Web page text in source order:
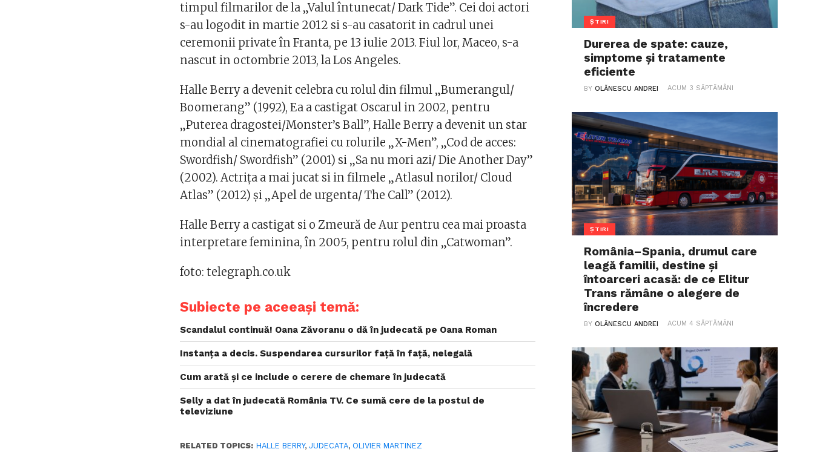
timpul filmarilor de la „Valul întunecat/ Dark Tide”. Cei doi actori
s-au logodit in martie 2012 si s-au casatorit in cadrul unei
ceremonii private în Franta, pe 13 iulie 2013. Fiul lor, Maceo, s-a
nascut in octombrie 2013, la Los Angeles.
Halle Berry a devenit celebra cu rolul din filmul „Bumerangul/
Boomerang” (1992), Ea a castigat Oscarul in 2002, pentru
„Puterea dragostei/Monster’s Ball”, Halle Berry a devenit un star
mondial al cinematografiei cu rolurile „X-Men”, „Cod de acces:
Swordfish/ Swordfish” (2001) si „Sa nu mori azi/ Die Another Day”
(2002). Actriţa a mai jucat si in filmele „Atlasul norilor/ Cloud
Atlas” (2012) şi „Apel de urgenta/ The Call” (2012).
Halle Berry a castigat si o Zmeură de Aur pentru cea mai proasta
interpretare feminina, în 2005, pentru rolul din „Catwoman”.
foto: telegraph.co.uk
Subiecte pe aceeași temă:
Scandalul continuă! Oana Zăvoranu o dă în judecată pe Oana Roman
Instanța a decis. Suspendarea cursurilor față în față, nelegală
Cum arată și ce include o cerere de chemare în judecată
Selly a dat în judecată România TV. Ce sumă cere de la postul de
televiziune
RELATED TOPICS: HALLE BERRY,JUDECATA, OLIVIER MARTINEZ
ȘTIRI
Durerea de spate: cauze,
simptome și tratamente
eficiente
BYOLĂNESCU ANDREI ACUM 3 SĂPTĂMÂNI
ȘTIRI
România–Spania, drumul care
leagă familii, destine și
întoarceri acasă: de ce Elitur
Trans rămâne o alegere de
încredere
BYOLĂNESCU ANDREI ACUM 4 SĂPTĂMÂNI